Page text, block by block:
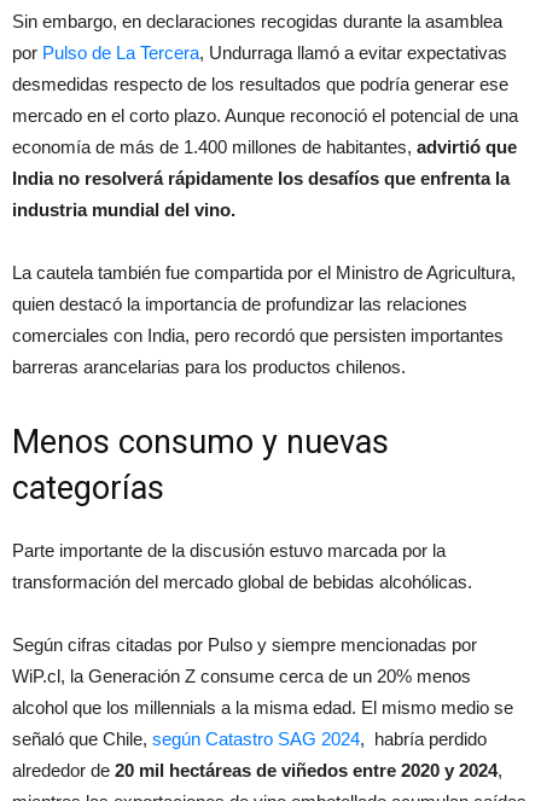
Sin embargo, en declaraciones recogidas durante la asamblea
por Pulso de La Tercera, Undurraga llamó a evitar expectativas
desmedidas respecto de los resultados que podría generar ese
mercado en el corto plazo. Aunque reconoció el potencial de una
economía de más de 1.400 millones de habitantes, advirtió que
India no resolverá rápidamente los desafíos que enfrenta la
industria mundial del vino.
La cautela también fue compartida por el Ministro de Agricultura,
quien destacó la importancia de profundizar las relaciones
comerciales con India, pero recordó que persisten importantes
barreras arancelarias para los productos chilenos.
Menos consumo y nuevas
categorías
Parte importante de la discusión estuvo marcada por la
transformación del mercado global de bebidas alcohólicas.
Según cifras citadas por Pulso y siempre mencionadas por
WiP.cl, la Generación Z consume cerca de un 20% menos
alcohol que los millennials a la misma edad. El mismo medio se
señaló que Chile, según Catastro SAG 2024, habría perdido
alrededor de 20 mil hectáreas de viñedos entre 2020 y 2024,